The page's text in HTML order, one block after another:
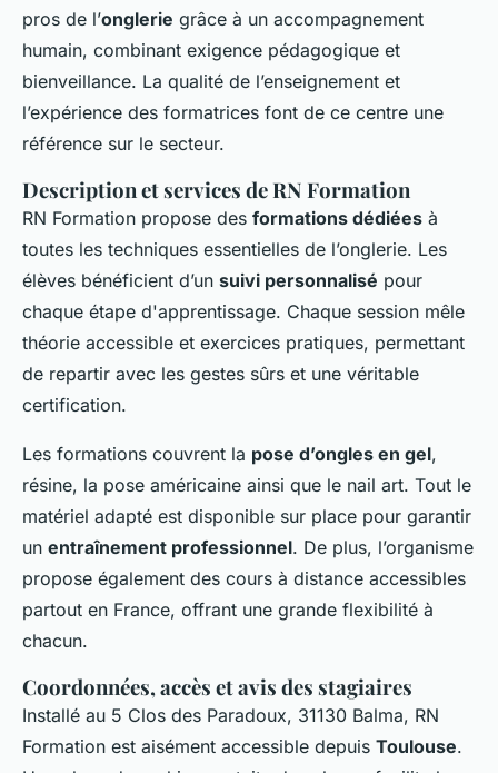
pros de l’onglerie grâce à un accompagnement
humain, combinant exigence pédagogique et
bienveillance. La qualité de l’enseignement et
l’expérience des formatrices font de ce centre une
référence sur le secteur.
Description et services de RN Formation
RN Formation propose des formations dédiées à
toutes les techniques essentielles de l’onglerie. Les
élèves bénéficient d’un suivi personnalisé pour
chaque étape d'apprentissage. Chaque session mêle
théorie accessible et exercices pratiques, permettant
de repartir avec les gestes sûrs et une véritable
certification.
Les formations couvrent la pose d’ongles en gel,
résine, la pose américaine ainsi que le nail art. Tout le
matériel adapté est disponible sur place pour garantir
un entraînement professionnel. De plus, l’organisme
propose également des cours à distance accessibles
partout en France, offrant une grande flexibilité à
chacun.
Coordonnées, accès et avis des stagiaires
Installé au 5 Clos des Paradoux, 31130 Balma, RN
Formation est aisément accessible depuis Toulouse.